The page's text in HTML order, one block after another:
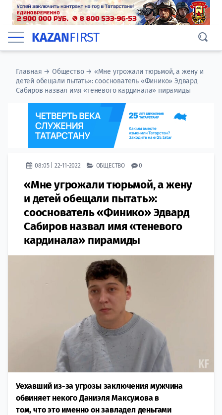
KAZANFIRST
Главная →Общество→ «Мне угрожали тюрьмой, а жену и
детей обещали пытать»: сооснователь «Финико» Эдвард
Сабиров назвал имя «теневого кардинала» пирамиды
08:05 | 22-11-2022 ОБЩЕСТВО 0
«Мне угрожали тюрьмой, а жену
и детей обещали пытать»:
сооснователь «Финико» Эдвард
Сабиров назвал имя «теневого
кардинала» пирамиды
Уехавший из-за угрозы заключения мужчина
обвиняет некого Даниэля Максумова в
том, что это именно он завладел деньгами